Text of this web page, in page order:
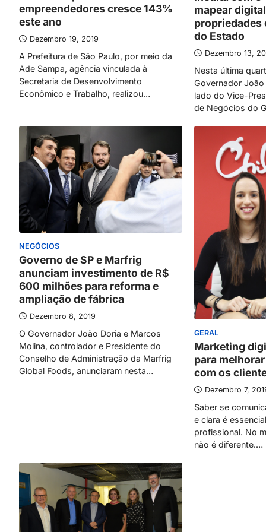
empreendedores cresce 143%
este ano
Dezembro 19, 2019
A Prefeitura de São Paulo, por meio da
Ade Sampa, agência vinculada à
Secretaria de Desenvolvimento
Econômico e Trabalho, realizou…
mapear
propriedades
do Estado
Dezembro 13,
Nesta última
Governador
lado do Vice-
de Negócios do
NEGÓCIOS
Governo de SP e Marfrig
anunciam investimento de R$
600 milhões para reforma e
ampliação de fábrica
Dezembro 8, 2019
O Governador João Doria e Marcos
Molina, controlador e Presidente do
Conselho de Administração da Marfrig
Global Foods, anunciaram nesta…
GERAL
Marketing
para
com os
Dezembro 7,
Saber se
e clara é
profissional. No
não é diferente.…